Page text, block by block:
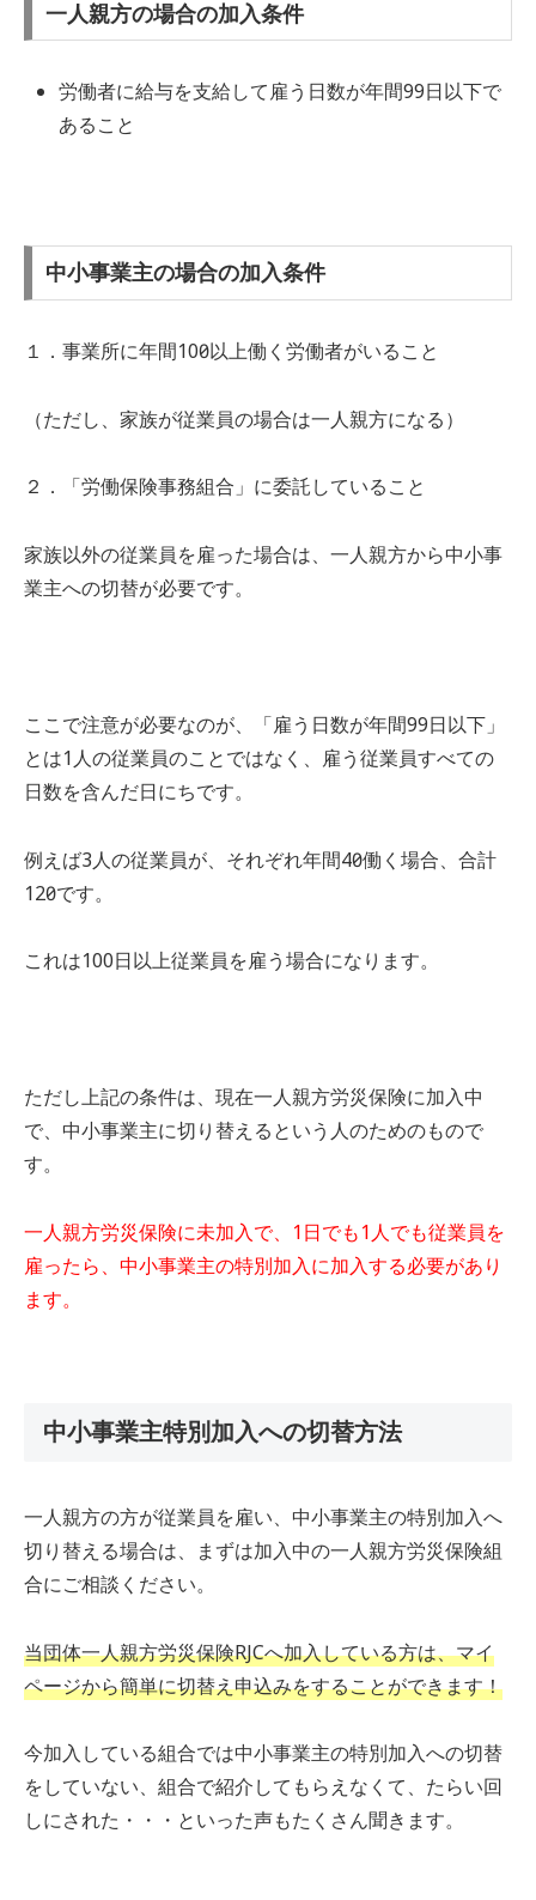
一人親方の場合の加入条件
労働者に給与を支給して雇う日数が年間99日以下で
あること
中小事業主の場合の加入条件
１．事業所に年間100日以上働く労働者がいること
（ただし、家族が従業員の場合は一人親方になる）
２．「労働保険事務組合」に委託していること
家族以外の従業員を雇った場合は、一人親方から中小事
業主への切替が必要です。
ここで注意が必要なのが、「雇う日数が年間99日以下」
とは1人の従業員のことではなく、雇う従業員すべての
日数を含んだ日にちです。
例えば3人の従業員が、それぞれ年間40日働く場合、合計
120日です。
これは100日以上従業員を雇う場合になります。
ただし上記の条件は、現在一人親方労災保険に加入中
で、中小事業主に切り替えるという人のためのもので
す。
一人親方労災保険に未加入で、1日でも1人でも従業員を
雇ったら、中小事業主の特別加入に加入する必要があり
ます。
中小事業主特別加入への切替方法
一人親方の方が従業員を雇い、中小事業主の特別加入へ
切り替える場合は、まずは加入中の一人親方労災保険組
合にご相談ください。
当団体一人親方労災保険RJCへ加入している方は、マイ
ページから簡単に切替え申込みをすることができます！
今加入している組合では中小事業主の特別加入への切替
をしていない、組合で紹介してもらえなくて、たらい回
しにされた・・・といった声もたくさん聞きます。